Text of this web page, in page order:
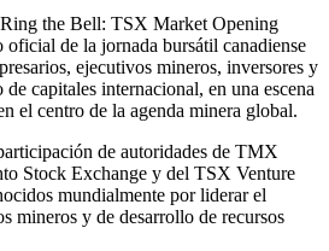
the Bell: TSX Market Opening
de la jornada bursátil canadiense
ejecutivos mineros, inversores y
de capitales internacional, en una escena
el centro de la agenda minera global.
de autoridades de TMX
Stock Exchange y del TSX Venture
mundialmente por liderar el
mineros y de desarrollo de recursos